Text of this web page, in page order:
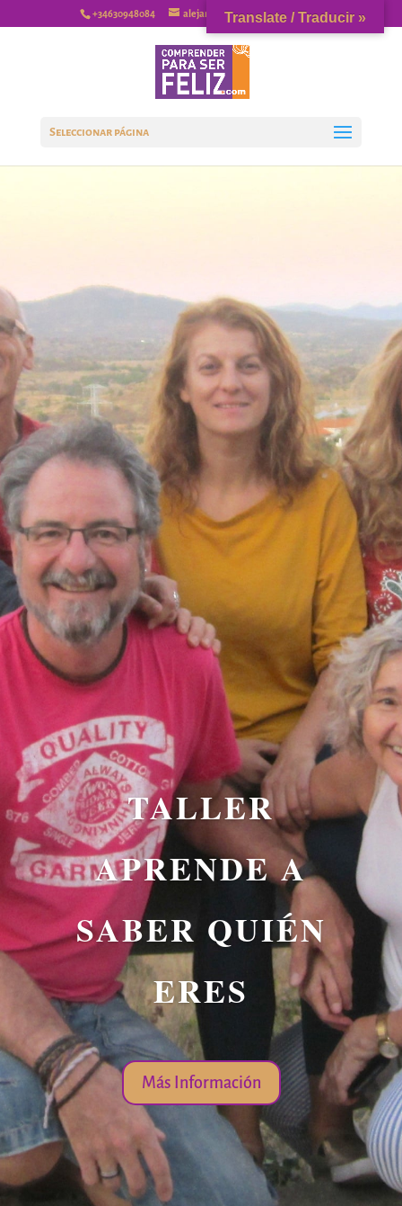
+34630948084 alejandrovaquerizo@gmail.com
Seleccionar página
TALLER
APRENDE A
SABER QUIÉN
ERES
Más Información
Translate / Traducir »